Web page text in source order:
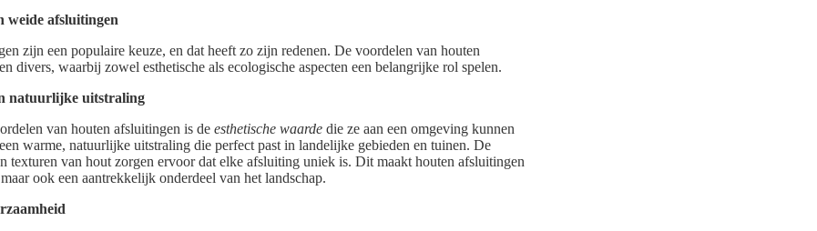
weide afsluitingen
zijn een populaire keuze, en dat heeft zo zijn redenen. De voordelen van houten
divers, waarbij zowel esthetische als ecologische aspecten een belangrijke rol spelen.
natuurlijke uitstraling
van houten afsluitingen is de esthetische waarde die ze aan een omgeving kunnen
warme, natuurlijke uitstraling die perfect past in landelijke gebieden en tuinen. De
texturen van hout zorgen ervoor dat elke afsluiting uniek is. Dit maakt houten afsluitingen
ook een aantrekkelijk onderdeel van het landschap.